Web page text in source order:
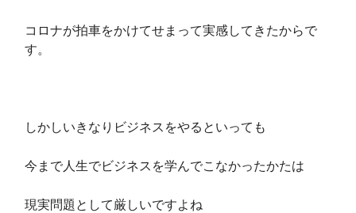
コロナが拍車をかけてせまって実感してきたからで
す。
しかしいきなりビジネスをやるといっても
今まで人生でビジネスを学んでこなかったかたは
現実問題として厳しいですよね